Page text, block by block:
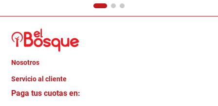
Nosotros
Quienes somos
Trabaja con Nosotros
Servicio al cliente
Crédito Directo
Paga tus cuotas en: